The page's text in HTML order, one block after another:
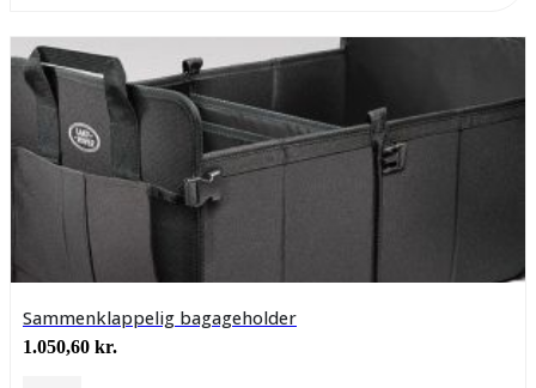
Sammenklappelig bagageholder
1.050,60 kr.